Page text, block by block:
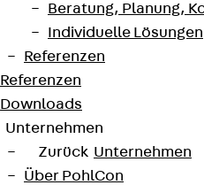
Beratung, Planung,
Individuelle Lösungen
Referenzen
Referenzen
Downloads
Unternehmen
Zurück Unternehmen
Über PohlCon